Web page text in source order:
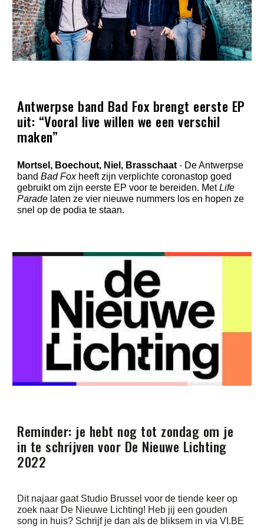
Antwerpse band Bad Fox brengt eerste EP
uit: “Vooral live willen we een verschil
maken”
Mortsel, Boechout, Niel, Brasschaat - De Antwerpse
bandBad Foxheeft zijn verplichte coronastop goed
gebruikt om zijn eerste EP voor te bereiden. MetLife
Parade laten ze vier nieuwe nummers los en hopen ze
snel op de podia te staan.
Reminder: je hebt nog tot zondag om je
in te schrijven voor De Nieuwe Lichting
2022
Dit najaar gaat Studio Brussel voor de tiende keer op
zoek naar De Nieuwe Lichting! Heb jij een gouden
song in huis? Schrijf je dan als de bliksem in via VI.BE